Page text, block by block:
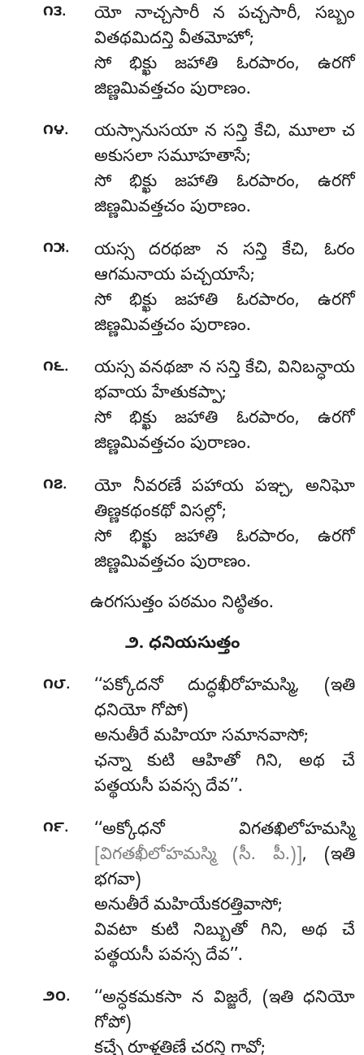
౧౩. యోనాచ్చసారీ న పచ్చసారీ, సబ్బం
వితథమిదన్తి వీతమోహో;
సోభిక్ఖు జహాతి ఓరపారం, ఉరగో
జిణ్ణమివత్తచం పురాణం.
౧౪.
యస్సానుసయా న సన్తి కేచి, మూలా చ
అకుసలా సమూహతాసే;
సో భిక్ఖు జహాతి ఓరపారం, ఉరగో
జిణ్ణమివత్తచం పురాణం.
౧౫.
యస్స దరథజా న సన్తి కేచి, ఓరం
ఆగమనాయ పచ్చయాసే;
సో భిక్ఖు జహాతి ఓరపారం, ఉరగో
జిణ్ణమివత్తచం పురాణం.
౧౬.
యస్స వనథజా న సన్తి కేచి, వినిబన్ధాయ
భవాయ హేతుకప్పా;
సో భిక్ఖు జహాతి ఓరపారం, ఉరగో
జిణ్ణమివత్తచం పురాణం.
౧౭. యో నీవరణే పహాయ పఞ్చ, అనిఘో
తిణ్ణకథంకథో విసల్లో;
సో భిక్ఖు జహాతి ఓరపారం, ఉరగో
జిణ్ణమివత్తచం పురాణం.
ఉరగసుత్తం పఠమం నిట్ఠితం.
౨. ధనియసుత్తం
౧౮. ‘‘పక్కోదనో దుద్ధఖీరోహమస్మి, (ఇతి
ధనియో గోపో)
అనుతీరే మహియా సమానవాసో;
ఛన్నా కుటి ఆహితో గిని, అథ చే
పత్థయసీ పవస్స దేవ’’.
౧౯.
‘‘అక్కోధనో విగతఖిలోహమస్మి
[విగతఖీలోహమస్మి (సీ. పీ.)], (ఇతి
భగవా)
అనుతీరే మహియేకరత్తివాసో;
వివటా కుటి నిబ్బుతో గిని, అథ చే
పత్థయసీ పవస్స దేవ’’.
౨౦. ‘‘అన్ధకమకసా న విజ్జరే, (ఇతి ధనియో
గోపో)
కచ్ఛే రూళ్హతిణే చరన్తి గావో;